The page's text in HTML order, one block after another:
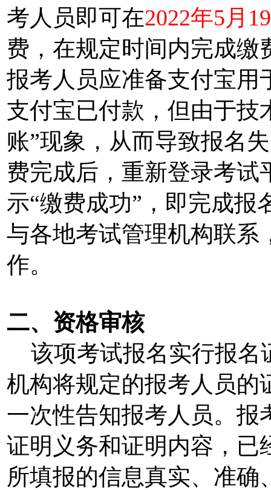
考人员即可在2022年5月
费，在规定时间内完成
报考人员应准备支付宝用
支付宝已付款，但由于技
账”现象，从而导致报名
费完成后，重新登录考试
示“缴费成功”，即完成报
与各地考试管理机构联系
作。
二、资格审核
该项考试报名实行报名
机构将规定的报考人员的
一次性告知报考人员。报
证明义务和证明内容，已
所填报的信息真实、准